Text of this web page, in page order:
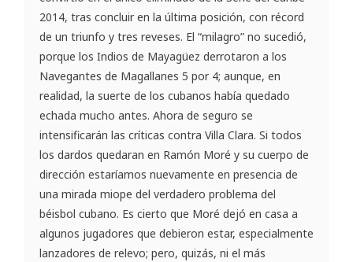
2014, tras concluir en la última posición, con récord
de un triunfo y tres reveses. El “milagro” no sucedió,
porque los Indios de Mayagüez derrotaron a los
Navegantes de Magallanes 5 por 4; aunque, en
realidad, la suerte de los cubanos había quedado
echada mucho antes. Ahora de seguro se
intensificarán las críticas contra Villa Clara. Si todos
los dardos quedaran en Ramón Moré y su cuerpo de
dirección estaríamos nuevamente en presencia de
una mirada miope del verdadero problema del
béisbol cubano. Es cierto que Moré dejó en casa a
algunos jugadores que debieron estar, especialmente
lanzadores de relevo; pero, quizás, ni el más